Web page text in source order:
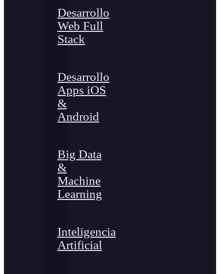
Desarrollo
Web Full
Stack
Desarrollo
Apps iOS
&
Android
Big Data
&
Machine
Learning
Inteligencia
Artificial